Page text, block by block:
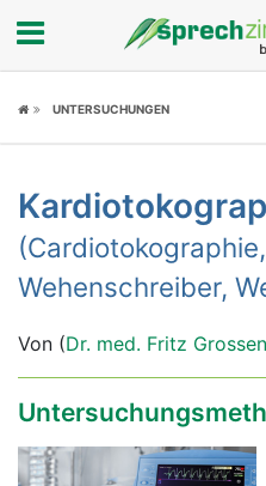
Fokus
Symptome
Untersuchungen
News
Ratgeber
Rubriken
UNTERSUCHUNGEN
Wehenschreiber,
Von (Dr. med. Fritz